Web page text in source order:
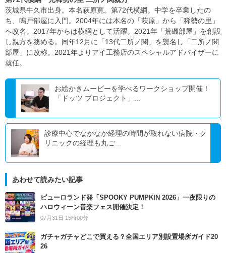
茨城県牛久市出身。本名萩原寛。第72代横綱。中学を卒業したの
ち、鳴戸部屋に入門。2004年には本名の「萩原」から「稀勢の里」
へ改名。2017年からは横綱として活躍。2021年「荒磯部屋」を創設
し親方を務める。同年12月に「13代二所ノ関」を襲名し「二所ノ関
部屋」に改称。2021年よりアイ工務店のスペシャルアドバイザーに
就任。
お絵かきムービーを学べるワークショップ開催！
「ドッツ プロジェクト」...
診療中心でなかなか経理の時間が取れない病院・ク
リニックの経理も丸ご...
あわせて読みたい記事
ピューロランド発「SPOOKY PUMPKIN 2026」一夜限りの
ハロウィーン音楽フェス開催決定！
07月31日 15時00分
ガチャガチャどこで買える？全国エリア別設置場所ガイド20
26